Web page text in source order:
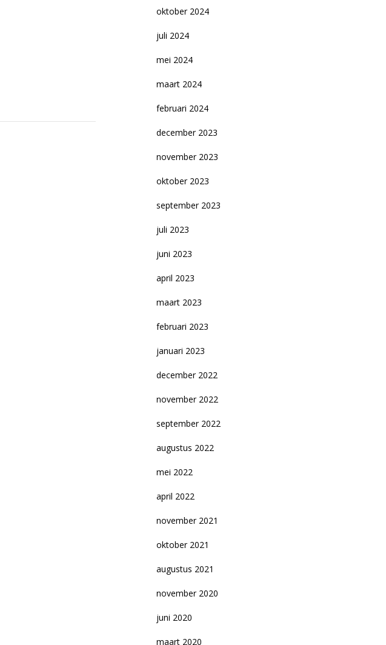
oktober 2024
juli 2024
mei 2024
maart 2024
februari 2024
december 2023
november 2023
oktober 2023
september 2023
juli 2023
juni 2023
april 2023
maart 2023
februari 2023
januari 2023
december 2022
november 2022
september 2022
augustus 2022
mei 2022
april 2022
november 2021
oktober 2021
augustus 2021
november 2020
juni 2020
maart 2020